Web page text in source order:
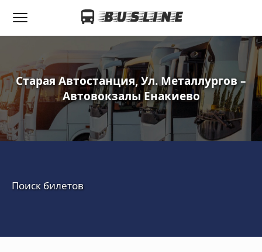
Старая Автостанция, Ул. Металлургов –
Автовокзалы Енакиево
Поиск билетов